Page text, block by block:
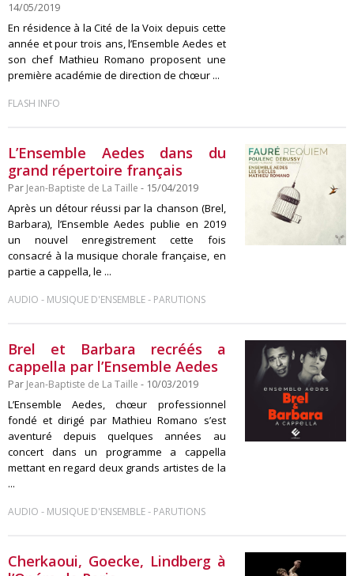
14/05/2019
En résidence à la Cité de la Voix depuis cette
année et pour trois ans, l’Ensemble Aedes et
son chef Mathieu Romano proposent une
première académie de direction de chœur ...
FLASH INFO
L’Ensemble Aedes dans du
grand répertoire français
Par Jean-Baptiste de La Taille - 15/04/2019
Après un détour réussi par la chanson (Brel,
Barbara), l’Ensemble Aedes publie en 2019
un nouvel enregistrement cette fois
consacré à la musique chorale française, en
partie a cappella, le ...
AUDIO - MUSIQUE D'ENSEMBLE- PARUTIONS
Brel et Barbara recréés a
cappella par l’Ensemble Aedes
Par Jean-Baptiste de La Taille - 10/03/2019
L’Ensemble Aedes, chœur professionnel
fondé et dirigé par Mathieu Romano s’est
aventuré depuis quelques années au
concert dans un programme a cappella
mettant en regard deux grands artistes de la
...
AUDIO - MUSIQUE D'ENSEMBLE- PARUTIONS
Cherkaoui, Goecke, Lindberg à